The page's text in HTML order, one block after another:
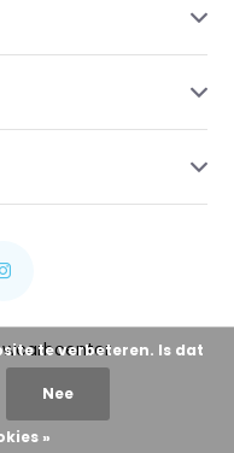
te verbeteren. Is dat
Nee
»